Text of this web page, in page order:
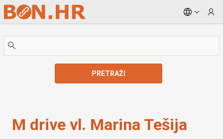
Skip to Main Content
PRETRAŽI
M drive vl. Marina Tešija